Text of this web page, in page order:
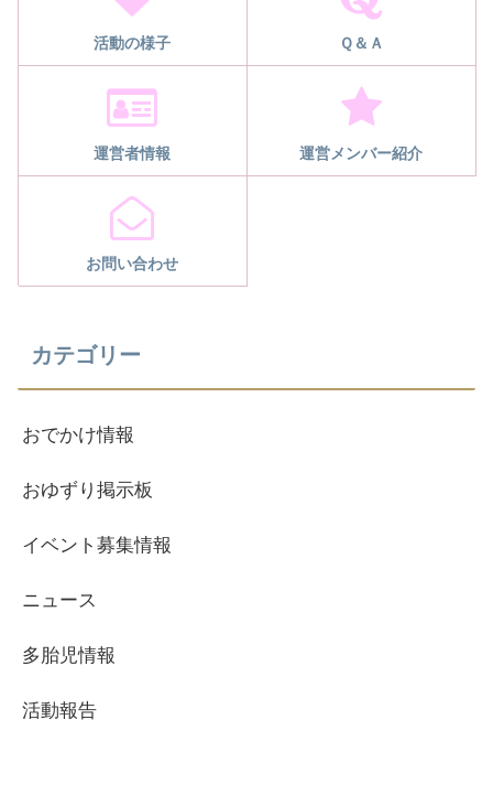
活動の様子 Ｑ＆Ａ
運営者情報 運営メンバー紹介
お問い合わせ
カテゴリー
おでかけ情報
おゆずり掲示板
イベント募集情報
ニュース
多胎児情報
活動報告